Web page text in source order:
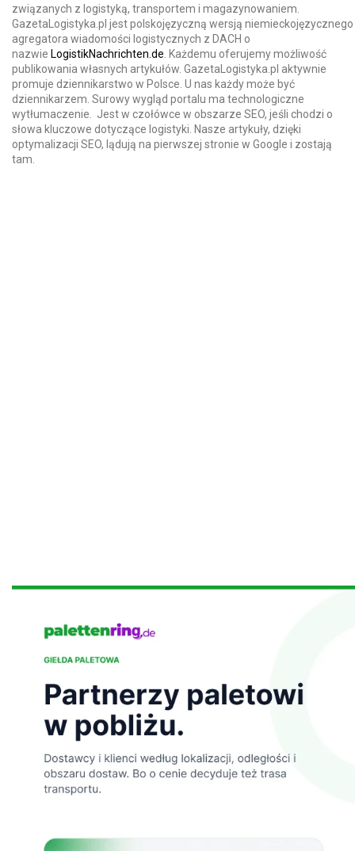
związanych z logistyką, transportem i magazynowaniem.
GazetaLogistyka.pl jest polskojęzyczną wersją niemieckojęzycznego
agregatora wiadomości logistycznych z DACH o
nazwie LogistikNachrichten.de. Każdemu oferujemy możliwość
publikowania własnych artykułów. GazetaLogistyka.pl aktywnie
promuje dziennikarstwo w Polsce. U nas każdy może być
dziennikarzem. Surowy wygląd portalu ma technologiczne
wytłumaczenie. Jest w czołówce w obszarze SEO, jeśli chodzi o
słowa kluczowe dotyczące logistyki. Nasze artykuły, dzięki
optymalizacji SEO, lądują na pierwszej stronie w Google i zostają
tam.